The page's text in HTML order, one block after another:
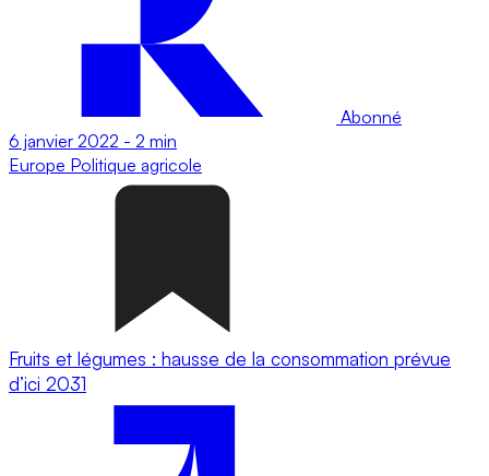
Abonné
6 janvier 2022 - 2 min
Europe Politique agricole
Fruits et légumes : hausse de la consommation prévue
d’ici 2031